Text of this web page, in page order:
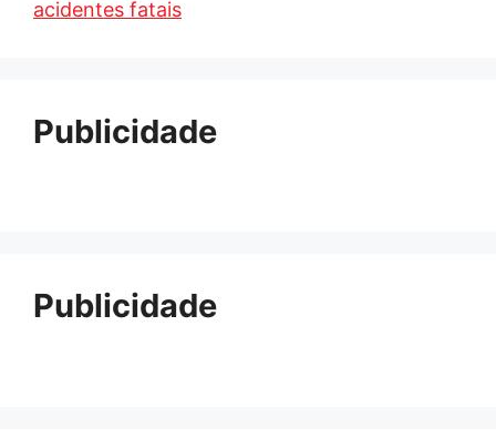
acidentes fatais
Publicidade
Publicidade